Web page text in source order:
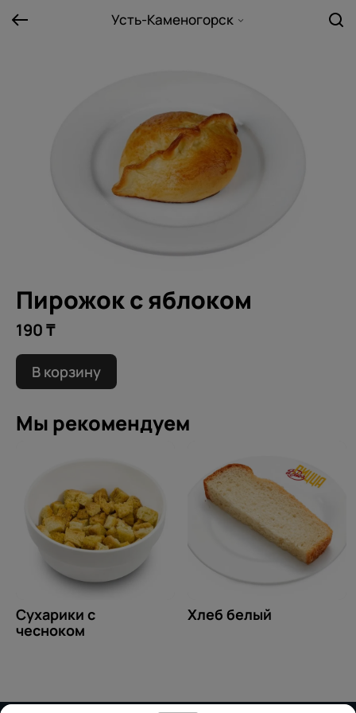
Усть-Каменогорск
Пирожок с яблоком
190 ₸
В корзину
Мы рекомендуем
Сухарики с
чесноком
Хлеб белый